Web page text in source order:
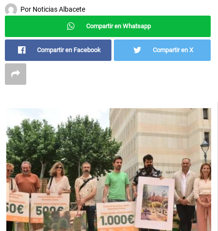
Por Noticias Albacete
Compartir en Whatsapp
Compartir en Facebook Compartir en X